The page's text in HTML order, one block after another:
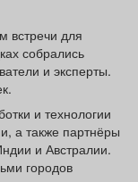
Погода
встречи для
собрались
и эксперты.
и технологии
а также партнёры
и Австралии.
городов